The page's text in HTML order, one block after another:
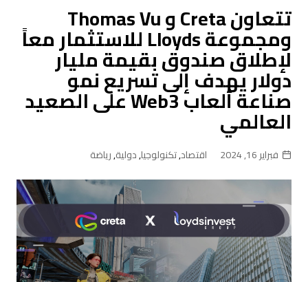
تتعاون Creta و Thomas Vu
ومجموعة Lloyds للاستثمار معاً
لإطلاق صندوق بقيمة مليار
دولار يهدف إلى تسريع نمو
صناعة ألعاب Web3 على الصعيد
العالمي
فبراير 16, 2024 اقتصاد,تكنولوجيا,دولية,رياضة